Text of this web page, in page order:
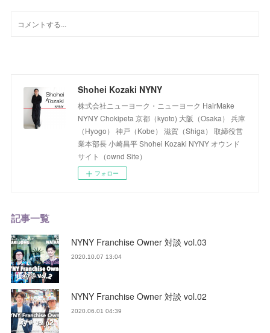
Shohei Kozaki NYNY
株式会社ニューヨーク・ニューヨーク HairMake
NYNY Chokipeta 京都（kyoto) 大阪（Osaka） 兵庫
（Hyogo） 神戸（Kobe） 滋賀（Shiga） 取締役営
業本部長 小崎昌平 Shohei Kozaki NYNY オウンド
サイト（ownd Site）
フォロー
記事一覧
NYNY Franchise Owner 対談 vol.03
2020.10.07 13:04
NYNY Franchise Owner 対談 vol.02
2020.06.01 04:39